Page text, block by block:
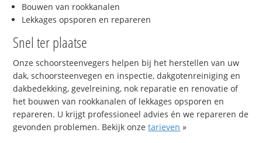
Bouwen van rookkanalen
Lekkages opsporen en repareren
Snel ter plaatse
Onze schoorsteenvegers helpen bij het herstellen van uw
dak, schoorsteenvegen en inspectie, dakgotenreiniging en
dakbedekking, gevelreining, nok reparatie en renovatie of
het bouwen van rookkanalen of lekkages opsporen en
repareren. U krijgt professioneel advies én we repareren de
gevonden problemen. Bekijk onzetarieven »